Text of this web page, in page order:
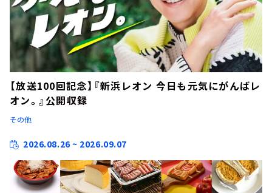
【放送100回記念】『新浜レオン 今日も元気にがんばレ
オン。』公開収録
その他
2026.08.26 ~ 2026.09.07